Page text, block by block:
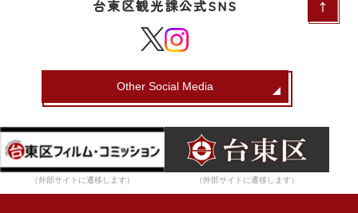
台東区観光課公式SNS
Other Social Media
（外部サイトに遷移します） （外部サイトに遷移します）